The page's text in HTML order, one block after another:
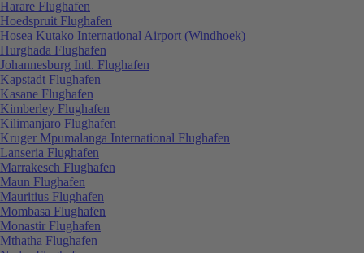
Harare Flughafen
Hoedspruit Flughafen
Hosea Kutako International Airport (Windhoek)
Hurghada Flughafen
Johannesburg Intl. Flughafen
Kapstadt Flughafen
Kasane Flughafen
Kimberley Flughafen
Kilimanjaro Flughafen
Kruger Mpumalanga International Flughafen
Lanseria Flughafen
Marrakesch Flughafen
Maun Flughafen
Mauritius Flughafen
Mombasa Flughafen
Monastir Flughafen
Mthatha Flughafen